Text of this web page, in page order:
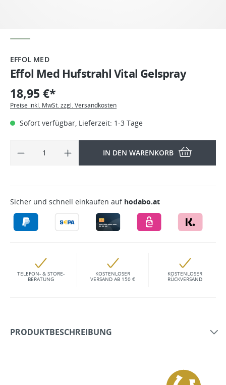
EFFOL MED
Effol Med Hufstrahl Vital Gelspray
18,95 €*
Preise inkl. MwSt. zzgl. Versandkosten
Sofort verfügbar, Lieferzeit: 1-3 Tage
IN DEN WARENKORB
Sicher und schnell einkaufen auf hodabo.at
TELEFON- & STORE-
BERATUNG
KOSTENLOSER
VERSAND AB 150 €
KOSTENLOSER
RÜCKVERSAND
PRODUKTBESCHREIBUNG